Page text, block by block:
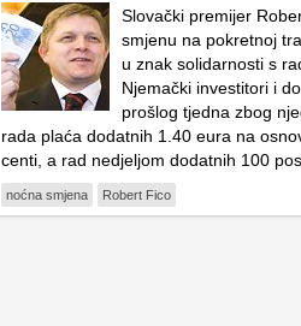
Slovački premijer
smjenu na pokretnoj
u znak solidarnosti s
Njemački investitori i
prošlog tjedna zbog
rada plaća dodatnih 1.40 eura na
centi, a rad nedjeljom dodatnih 100
noćna smjena Robert Fico